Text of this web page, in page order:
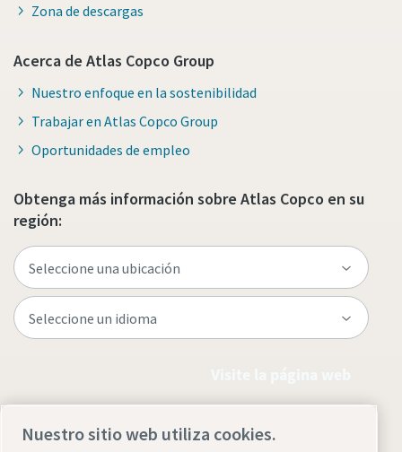
Zona de descargas
Acerca de Atlas Copco Group
Nuestro enfoque en la sostenibilidad
Trabajar en Atlas Copco Group
Oportunidades de empleo
Obtenga más información sobre Atlas Copco en su
región:
Nuestro sitio web utiliza cookies.